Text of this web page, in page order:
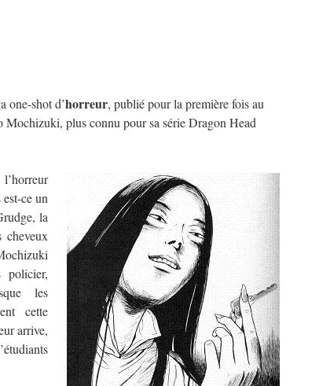
one-shot d’horreur, publié pour la première fois au
Mochizuki, plus connu pour sa série Dragon Head
ce un
la
les
cette
arrive,